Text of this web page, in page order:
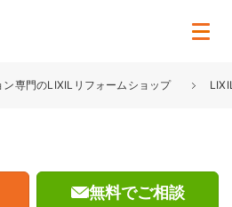
専門のLIXILリフォームショップ
無料でご相談